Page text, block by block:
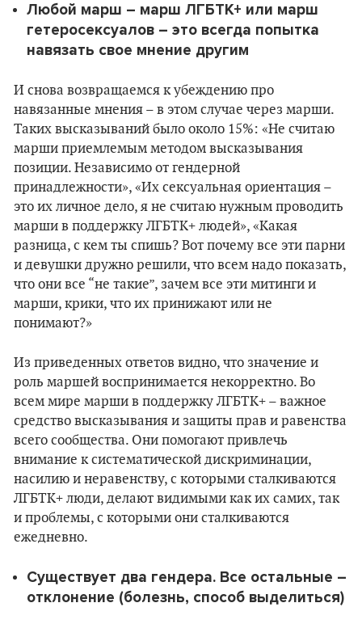
Любой марш – марш ЛГБТК+ или марш
гетеросексуалов – это всегда попытка
навязать свое мнение другим
И снова возвращаемся к убеждению про
навязанные мнения – в этом случае через марши.
Таких высказываний было около 15%: «Не считаю
марши приемлемым методом высказывания
позиции. Независимо от гендерной
принадлежности», «Их сексуальная ориентация –
это их личное дело, я не считаю нужным проводить
марши в поддержку ЛГБТК+ людей», «Какая
разница, с кем ты спишь? Вот почему все эти парни
и девушки дружно решили, что всем надо показать,
что они все “не такие”, зачем все эти митинги и
марши, крики, что их принижают или не
понимают?»
Из приведенных ответов видно, что значение и
роль маршей воспринимается некорректно. Во
всем мире марши в поддержку ЛГБТК+ – важное
средство высказывания и защиты прав и равенства
всего сообщества. Они помогают привлечь
внимание к систематической дискриминации,
насилию и неравенству, с которыми сталкиваются
ЛГБТК+ люди, делают видимыми как их самих, так
и проблемы, с которыми они сталкиваются
ежедневно.
Существует два гендера. Все остальные –
отклонение (болезнь, способ выделиться)